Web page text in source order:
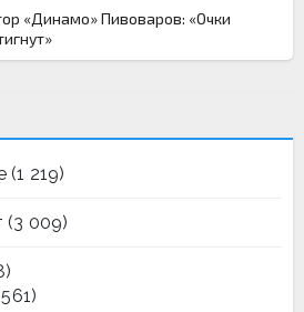
«Динамо» Пивоваров: «Очки
(1 219)
(3 009)